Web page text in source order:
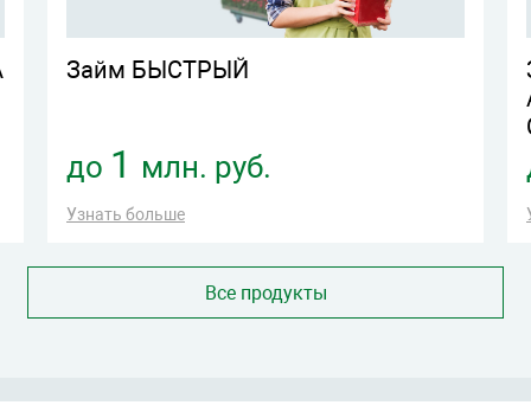
Займ БЫСТРЫЙ
до 1 млн. руб.
Узнать больше
Все продукты